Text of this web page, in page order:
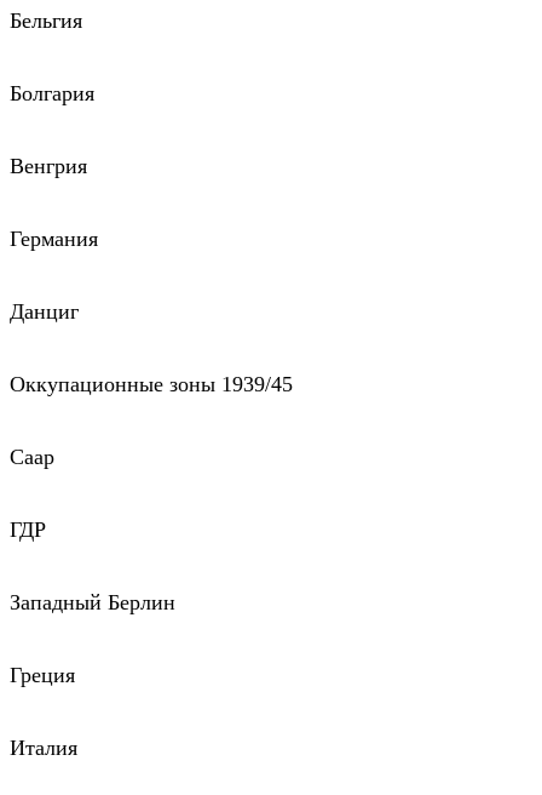
Бельгия
Болгария
Венгрия
Германия
Данциг
Оккупационные зоны 1939/45
Саар
ГДР
Западный Берлин
Греция
Италия